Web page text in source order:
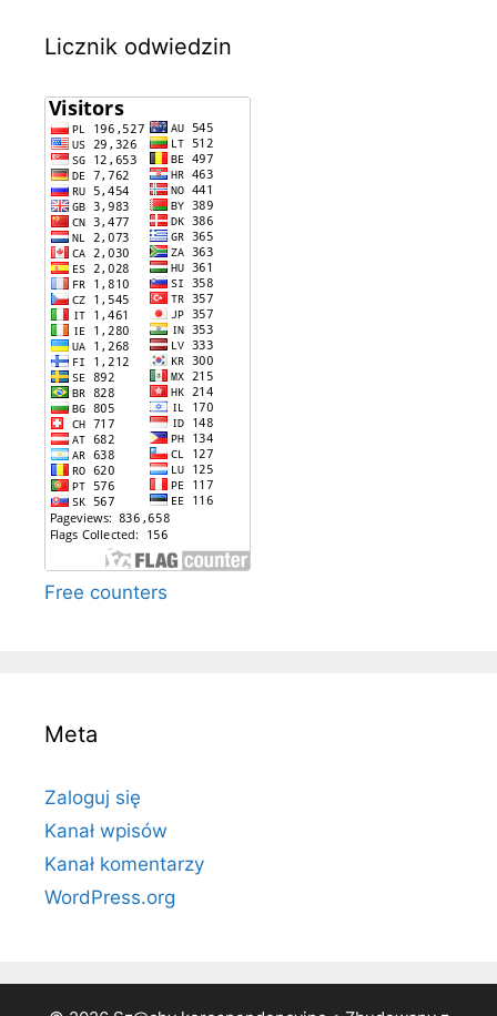
Licznik odwiedzin
Free counters
Meta
Zaloguj się
Kanał wpisów
Kanał komentarzy
WordPress.org